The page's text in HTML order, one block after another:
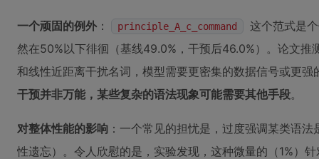
一个顽固的例外 ： principle_A_c_command
这个范式是
然在50%以下徘徊（基线49.0%，干预后46.0%）。论文推
和线性近距离干扰名词，模型需要更密集的数据信号或更
干预并非万能，某些复杂的语法现象可能需要其他手段。
对整体性能的影响 ：一个常见的担忧是，过度强调某类语
性遗忘）。令人欣慰的是，实验发现，这种微量的（1%）